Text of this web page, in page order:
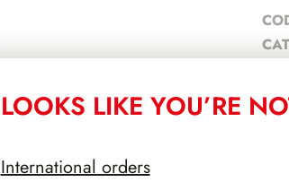
LOOKS LIKE YOU’RE
International orders